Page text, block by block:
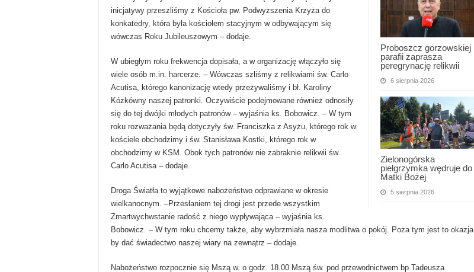
Proboszcz gorzowskiej
parafii zaprasza
peregrynację relikwii
6 sierpnia 2026
Zielonogórska
pielgrzymka wędruje do
Matki Bożej
5 sierpnia 2026
inicjatywy przeszliśmy z Kościoła pw. Podwyższenia Krzyża do
konkatedry, która była kościołem stacyjnym w odbywającym się
wówczas Roku Jubileuszowym – dodaje.
W ubiegłym roku frekwencja dopisała, a w organizację włączyło się
wiele osób m.in. harcerze. – Wówczas szliśmy z relikwiami św. Carlo
Acutisa, którego kanonizację wtedy przeżywaliśmy i bł. Karoliny
Kózkówny naszej patronki. Oczywiście podejmowane również odnosiły
się do tej dwójki młodych patronów – wyjaśnia ks. Bobowicz. – W tym
roku rozważania będą dotyczyły św. Franciszka z Asyżu, którego rok w
kościele obchodzimy i św. Stanisława Kostki, którego rok w
obchodzimy w KSM. Obok tych patronów nie zabraknie relikwii św.
Carlo Acutisa – dodaje.
Droga Światła to wyjątkowe nabożeństwo odprawiane w okresie
wielkanocnym. –Przesłaniem tej drogi jest przede wszystkim
Zmartwychwstanie radość z niego wypływająca – wyjaśnia ks.
Bobowicz. – W tym roku chcemy także, aby wybrzmiała nasza modlitwa o pokój. Poza tym jest to okazja
by dać świadectwo naszej wiary na zewnątrz – dodaje.
Nabożeństwo rozpocznie się Mszą w. o godz. 18.00 Mszą św. pod przewodnictwem bp Tadeusza